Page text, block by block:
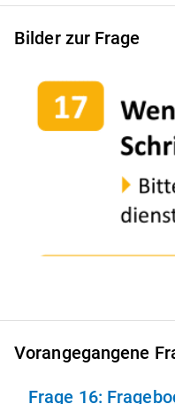
Bilder zur Frage
Vorangegangene
Frage 16: